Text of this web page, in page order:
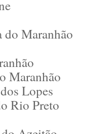
do Maranhão
Maranhão
Lopes
Rio Preto